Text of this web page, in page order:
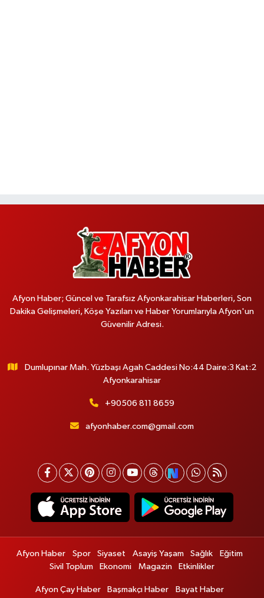
Afyon Haber; Güncel ve Tarafsız Afyonkarahisar Haberleri, Son
Dakika Gelişmeleri, Köşe Yazıları ve Haber Yorumlarıyla Afyon'un
Güvenilir Adresi.
Dumlupınar Mah. Yüzbaşı Agah Caddesi No:44 Daire:3 Kat:2
Afyonkarahisar
+90506 811 8659
afyonhaber.com@gmail.com
Afyon Haber Spor Siyaset Asayiş Yaşam Sağlık
Eğitim
Sivil Toplum
Ekonomi Magazin Etkinlikler
Afyon Çay Haber Başmakçı Haber Bayat Haber